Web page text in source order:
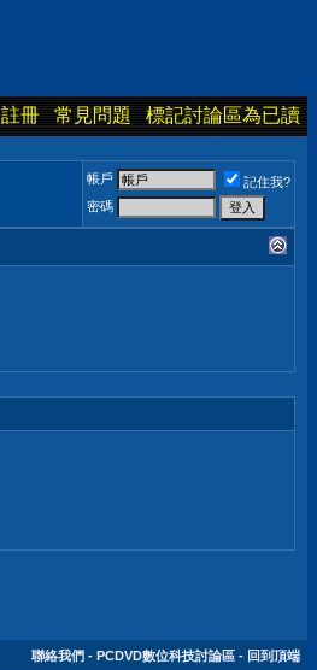
註冊 常見問題 標記討論區為已讀
帳戶
記住我?
密碼
聯絡我們 - PCDVD數位科技討論區 - 回到頂端